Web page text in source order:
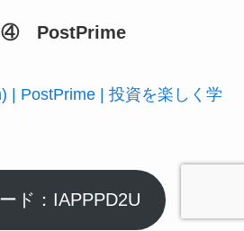
④ PostPrime
| PostPrime | 投資を楽しく学
ド：IAPPPD2U